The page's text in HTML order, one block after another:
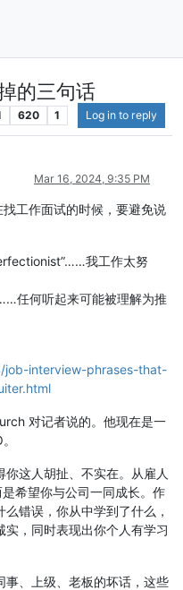
的三句话
620 1 Log in to reply
Mar 16, 2024, 9:35 PM
找工作面试的时候，要避免说
我工作太努
任何听起来可能被理解为推
interview-phrases-that-
对记者说的。他现在是一
这人胡扯、不实在。从雇人
希望你与公司一同成长。作
错误，你从中学到了什么，
，同时表现出你个人有学习
事、上级、老板的坏话，这些